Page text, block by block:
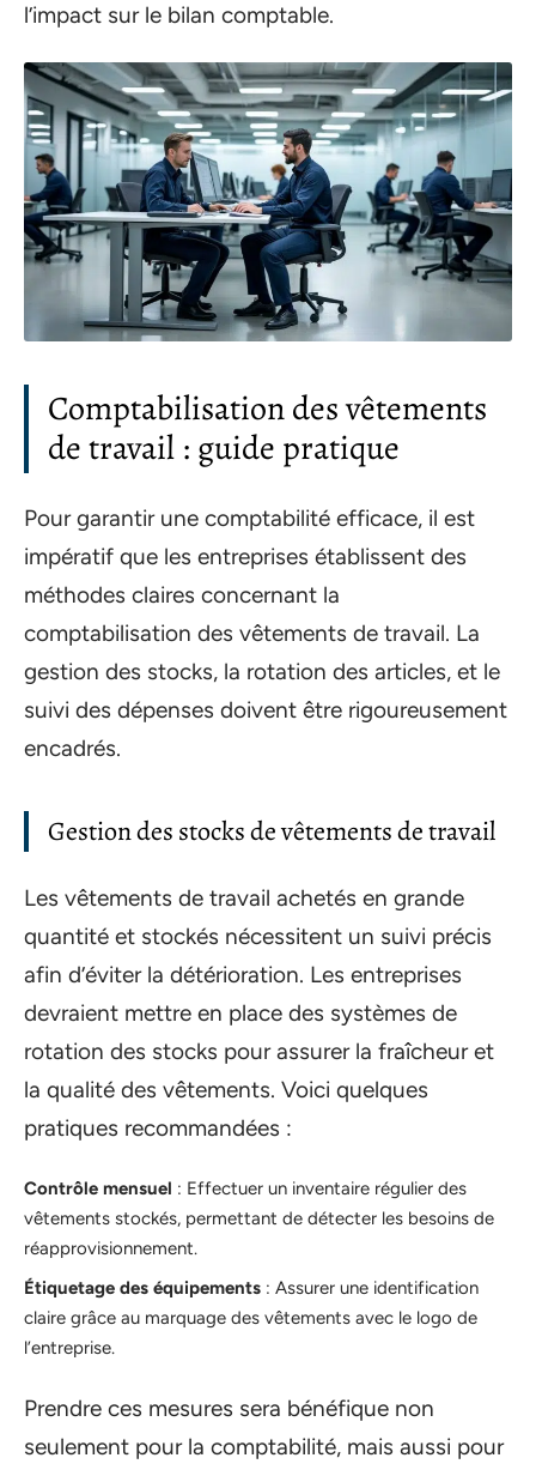
l’impact sur le bilan comptable.
Comptabilisation des vêtements
de travail : guide pratique
Pour garantir une comptabilité efficace, il est
impératif que les entreprises établissent des
méthodes claires concernant la
comptabilisation des vêtements de travail. La
gestion des stocks, la rotation des articles, et le
suivi des dépenses doivent être rigoureusement
encadrés.
Gestion des stocks de vêtements de travail
Les vêtements de travail achetés en grande
quantité et stockés nécessitent un suivi précis
afin d’éviter la détérioration. Les entreprises
devraient mettre en place des systèmes de
rotation des stocks pour assurer la fraîcheur et
la qualité des vêtements. Voici quelques
pratiques recommandées :
Contrôle mensuel : Effectuer un inventaire régulier des
vêtements stockés, permettant de détecter les besoins de
réapprovisionnement.
Étiquetage des équipements : Assurer une identification
claire grâce au marquage des vêtements avec le logo de
l’entreprise.
Prendre ces mesures sera bénéfique non
seulement pour la comptabilité, mais aussi pour